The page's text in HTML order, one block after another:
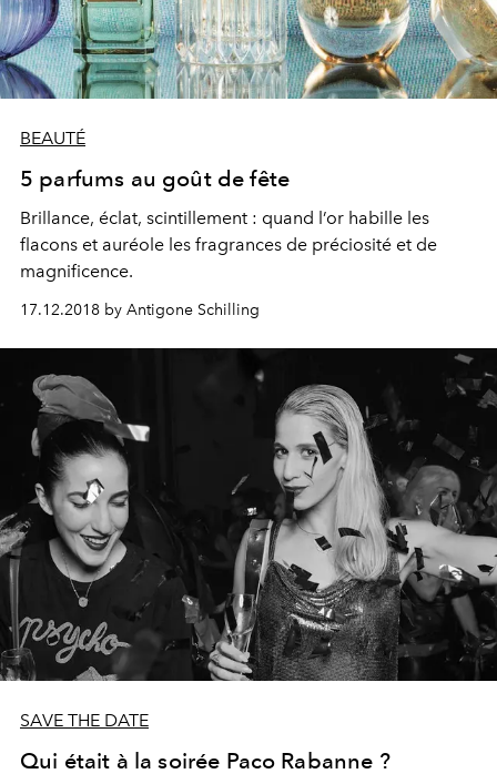
BEAUTÉ
5 parfums au goût de fête
Brillance, éclat, scintillement : quand l’or habille les
flacons et auréole les fragrances de préciosité et de
magnificence.
17.12.2018 by Antigone Schilling
SAVE THE DATE
Qui était à la soirée Paco Rabanne ?